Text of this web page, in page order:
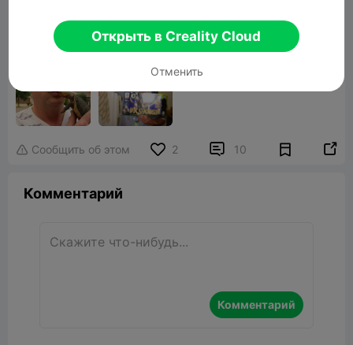
 Сообщить об этом 2  10 
Комментарий
Комментарий
Открыть в Creality Cloud
Отменить